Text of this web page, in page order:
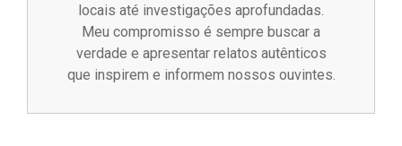
locais até investigações aprofundadas.
Meu compromisso é sempre buscar a
verdade e apresentar relatos autênticos
que inspirem e informem nossos ouvintes.